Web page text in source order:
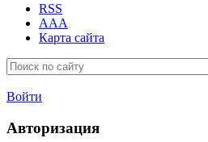
RSS
AAA
Карта сайта
Войти
Авторизация